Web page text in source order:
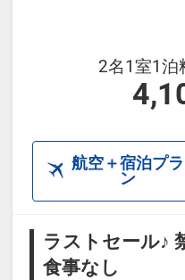
2名1室1泊
航空＋宿泊プラ
ン
ラストセール♪
食事なし